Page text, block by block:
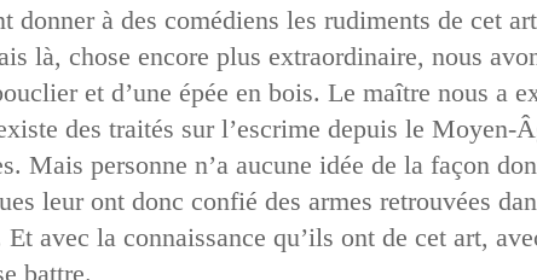
donner à des comédiens les rudiments de cet
là, chose encore plus extraordinaire, nous
et d’une épée en bois. Le maître nous a
des traités sur l’escrime depuis le Moyen-
Mais personne n’a aucune idée de la façon
leur ont donc confié des armes retrouvées
avec la connaissance qu’ils ont de cet art,
battre.